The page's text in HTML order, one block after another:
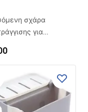
σχάρα
για